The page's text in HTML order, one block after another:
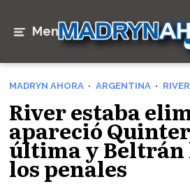
Menú
MADRYN AHORA ARGENTINA
River estaba
apareció
última y Beltrán
los penales